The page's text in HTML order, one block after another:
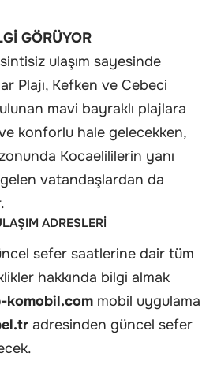
GÖRÜYOR
ulaşım sayesinde
Plajı, Kefken ve Cebeci
mavi bayraklı plajlara
konforlu hale gelecekken,
Kocaelililerin yanı
vatandaşlardan da
ADRESLERİ
sefer saatlerine dair tüm
hakkında bilgi almak
mobil uygulama
adresinden güncel sefer